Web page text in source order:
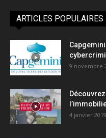
ARTICLES POPULAIRES
9 novembre
4 janvier 2019